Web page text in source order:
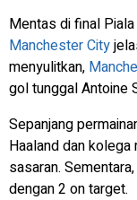
Mentas di final
Manchester City
menyulitkan,
gol tunggal Antoine
Sepanjang
Haaland dan
sasaran. Sementara,
dengan 2 on target.